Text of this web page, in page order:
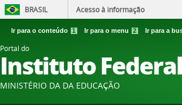
BRASIL Acesso à informação
Ir para o conteúdo 1 Ir para o menu 2 Ir para a
Portal do
Instituto
MINISTÉRIO DA DA EDUCAÇÃO